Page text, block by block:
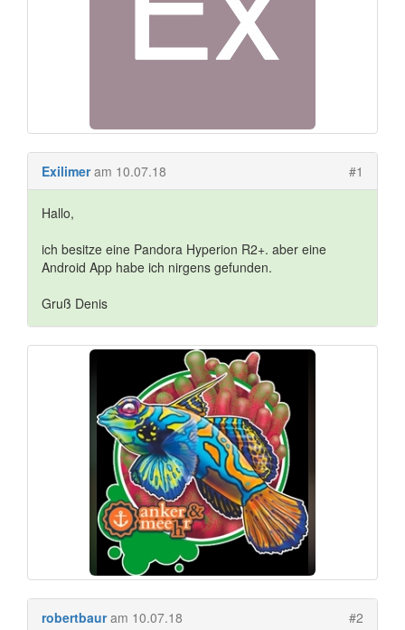
Exilimer am 10.07.18 #1
Hallo,
ich besitze eine Pandora Hyperion R2+. aber eine
Android App habe ich nirgens gefunden.
Gruß Denis
robertbaur am 10.07.18 #2